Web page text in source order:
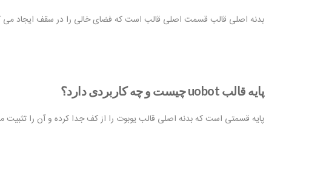
بدنه اصلی قالب قسمت اصلی قالب است که فضای خالی را در سقف ایجاد می
پایه قالب uobotچیست و چه کاربردی دارد؟
پایه قسمتی است که بدنه اصلی قالب یوبوت را از کف جدا کرده و آن را تثبیت